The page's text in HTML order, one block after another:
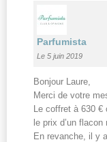
Parfumista
Le 5 juin 2019
Bonjour Laure,
Merci de votre
Le coffret à 630
le prix d’un
En revanche, il y